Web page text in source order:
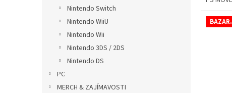
Nintendo Switch
Nintendo WiiU
Nintendo Wii
Nintendo 3DS / 2DS
Nintendo DS
PC
MERCH & ZAJÍMAVOSTI
BAZAR.